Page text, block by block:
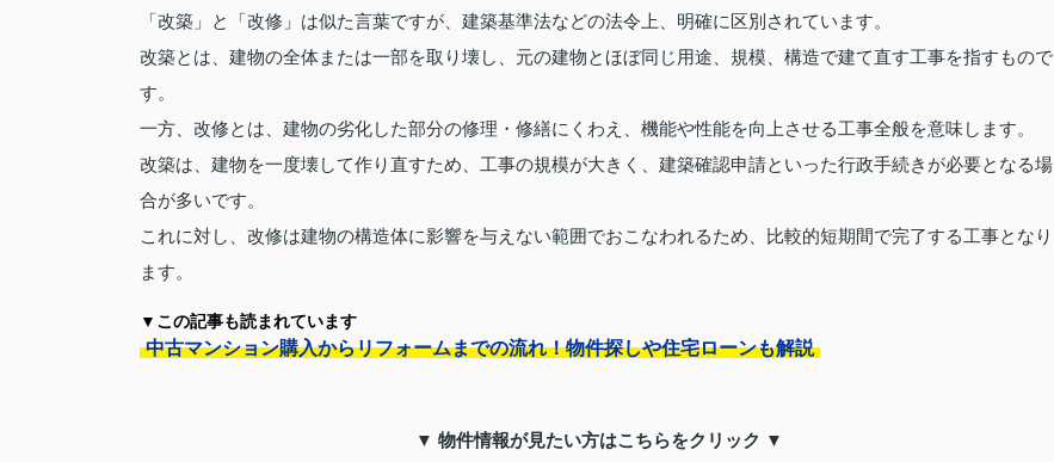
「改築」と「改修」は似た言葉ですが、建築基準法などの法令上、明確に区別されています。
改築とは、建物の全体または一部を取り壊し、元の建物とほぼ同じ用途、規模、構造で建て直す工事を指すもので
す。
一方、改修とは、建物の劣化した部分の修理・修繕にくわえ、機能や性能を向上させる工事全般を意味します。
改築は、建物を一度壊して作り直すため、工事の規模が大きく、建築確認申請といった行政手続きが必要となる場
合が多いです。
これに対し、改修は建物の構造体に影響を与えない範囲でおこなわれるため、比較的短期間で完了する工事となり
ます。
▼この記事も読まれています
中古マンション購入からリフォームまでの流れ！物件探しや住宅ローンも解説
▼ 物件情報が見たい方はこちらをクリック ▼